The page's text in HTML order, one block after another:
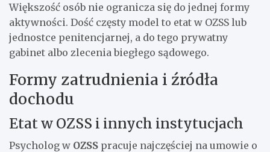
Większość osób nie ogranicza się do jednej formy
aktywności. Dość częsty model to etat w OZSS lub
jednostce penitencjarnej, a do tego prywatny
gabinet albo zlecenia biegłego sądowego.
Formy zatrudnienia i źródła
dochodu
Etat w OZSS i innych instytucjach
Psycholog w OZSS pracuje najczęściej na umowie o